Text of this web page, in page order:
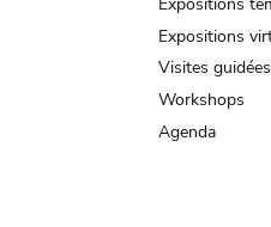
Expositions
Visites guidées
Workshops
Agenda